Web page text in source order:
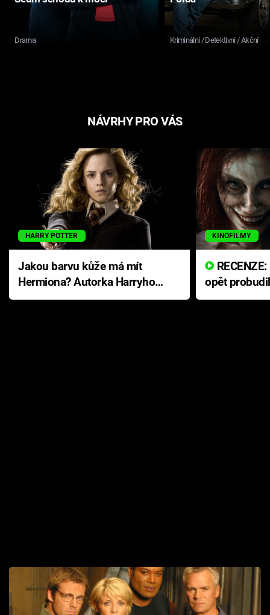
Drama Kriminální / Detektivní / Akční
NÁVRHY PRO VÁS
HARRY POTTER
Jakou barvu kůže má mít
Hermiona? Autorka Harryho
Pottera přišla s ráznou
KINOFILMY
opět
přichází s